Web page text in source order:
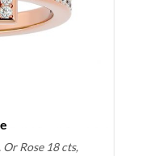
Rose 18 cts,